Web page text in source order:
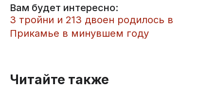
Вам будет интересно:
3 тройни и 213 двоен родилось в
Прикамье в минувшем году
Читайте также